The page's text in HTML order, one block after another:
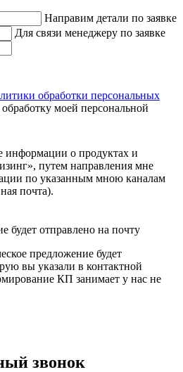
Направим детали по заявке
Для связи менеджеру по заявке
обработки персональных
обработку моей персональной
информации о продуктах и
путем направления мне
по указанным мною каналам
почта).
будет отправлено на почту
предложение будет
вы указали в контактной
КП занимает у нас не
звонок